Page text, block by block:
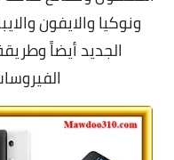
ونوكيا والايفون
الجديد أيضاً